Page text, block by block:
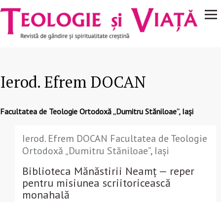
Mergi la conţinutul principal
Navigare
principală
Ierod. Efrem DOCAN
Facultatea de Teologie Ortodoxă „Dumitru Stăniloae”, Iași
Ierod. Efrem DOCAN Facultatea de Teologie
Ortodoxă „Dumitru Stăniloae”, Iași
Biblioteca Mănăstirii Neamț — reper
pentru misiunea scriitoricească
monahală